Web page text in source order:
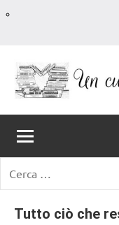
contenuto
Un
Cuore
Tra
I
romanzi
romance
e
non
solo.
per:
Tutto ciò che